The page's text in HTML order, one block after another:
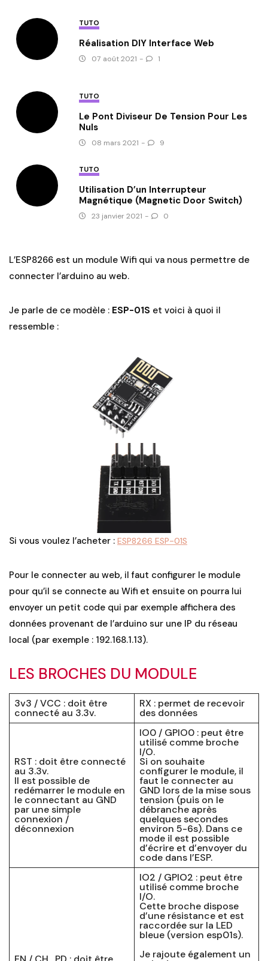
TUTO
Réalisation DIY Interface Web
07 août 2021 - 1
TUTO
Le Pont Diviseur De Tension Pour Les
Nuls
08 mars 2021 - 9
TUTO
Utilisation D’un Interrupteur
Magnétique (magnetic Door Switch)
23 janvier 2021 - 0
L’ESP8266 est un module Wifi qui va nous permettre de
connecter l’arduino au web.
Je parle de ce modèle : ESP-01S et voici à quoi il
ressemble :
Si vous voulez l’acheter : ESP8266 ESP-01S
Pour le connecter au web, il faut configurer le module
pour qu’il se connecte au Wifi et ensuite on pourra lui
envoyer un petit code qui par exemple affichera des
données provenant de l’arduino sur une IP du réseau
local (par exemple : 192.168.1.13).
LES BROCHES DU MODULE
3v3 / VCC : doit être
connecté au 3.3v.
RX : permet de recevoir
des données
RST : doit être connecté
au 3.3v.
Il est possible de
redémarrer le module en
le connectant au GND
par une simple
connexion /
déconnexion
IO0 / GPIO0 : peut être
utilisé comme broche
I/O.
Si on souhaite
configurer le module, il
faut le connecter au
GND lors de la mise sous
tension (puis on le
débranche après
quelques secondes
environ 5-6s). Dans ce
mode il est possible
d’écrire et d’envoyer du
code dans l’ESP.
IO2 / GPIO2 : peut être
utilisé comme broche
I/O.
Cette broche dispose
d’une résistance et est
raccordée sur la LED
bleue (version esp01s).
Je rajoute également un